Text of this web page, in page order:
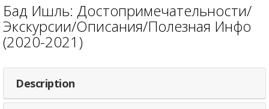
Бад Ишль: Достопримечательности/
Экскурсии/Описания/Полезная Инфо
(2020-2021)
Description